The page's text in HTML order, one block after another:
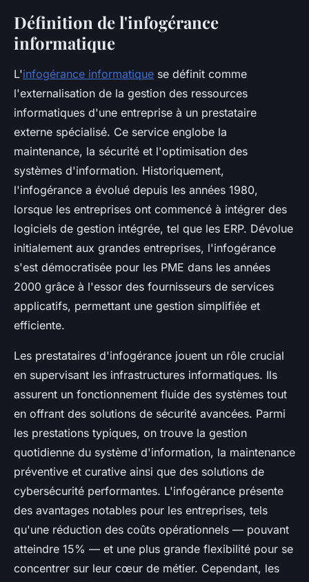
Définition de l'infogérance
informatique
L'infogérance informatique se définit comme
l'externalisation de la gestion des ressources
informatiques d'une entreprise à un prestataire
externe spécialisé. Ce service englobe la
maintenance, la sécurité et l'optimisation des
systèmes d'information. Historiquement,
l'infogérance a évolué depuis les années 1980,
lorsque les entreprises ont commencé à intégrer des
logiciels de gestion intégrée, tel que les ERP. Dévolue
initialement aux grandes entreprises, l'infogérance
s'est démocratisée pour les PME dans les années
2000 grâce à l'essor des fournisseurs de services
applicatifs, permettant une gestion simplifiée et
efficiente.
Les prestataires d'infogérance jouent un rôle crucial
en supervisant les infrastructures informatiques. Ils
assurent un fonctionnement fluide des systèmes tout
en offrant des solutions de sécurité avancées. Parmi
les prestations typiques, on trouve la gestion
quotidienne du système d'information, la maintenance
préventive et curative ainsi que des solutions de
cybersécurité performantes. L'infogérance présente
des avantages notables pour les entreprises, tels
qu'une réduction des coûts opérationnels — pouvant
atteindre 15% — et une plus grande flexibilité pour se
concentrer sur leur cœur de métier. Cependant, les